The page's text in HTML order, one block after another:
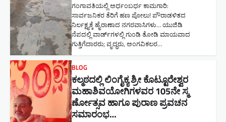
ಗಂಗಾವತಿಯಲ್ಲಿ ಅರ್ಧಂಬರ್ಧ ಕಾಮಗಾರಿ:
ಸಾರ್ವಜನಿಕರ ತೆರಿಗೆ ಹಣ ಪೋಲು! ಪೌರಾಡಳಿತದ
ನಿರ್ಲಕ್ಷ್ಯಕ್ಕೆ ಹೈರಾಣಾದ ನಗರವಾಸಿಗಳು​… ಯುಜಿಡಿ
ನೆಪದಲ್ಲಿ ವಾರ್ಡ್‌ಗಳಲ್ಲಿ ಗುಂಡಿ ತೋಡಿ ಮಾಯವಾದ
ಗುತ್ತಿಗೆದಾರರು; ವೃದ್ಧರು, ಅಂಗವಿಕಲರ…
BLOG
ಕಲ್ಮಠದಲ್ಲಿ ಲಿಂಗೈಕ್ಯ ಶ್ರೀ ಕೊಟ್ಟೂರೇಶ್ವರ
ಮಹಾಶಿವಯೋಗಿಗಳವರ 105ನೇ ಸ್ಮ
ರ್ಣೋತ್ಸವ ಹಾಗೂ ಪುರಾಣ ಪ್ರವಚನ
ಸಮಾರಂಭ​…